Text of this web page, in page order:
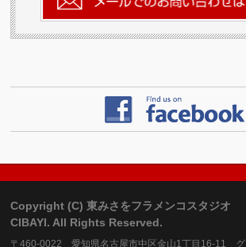
Copyright (C) 東みさをフラメンコスタジオ
CIBAYI. All Rights Reserved.
〒460-0022 愛知県名古屋市中区金山1丁目16-11 グ